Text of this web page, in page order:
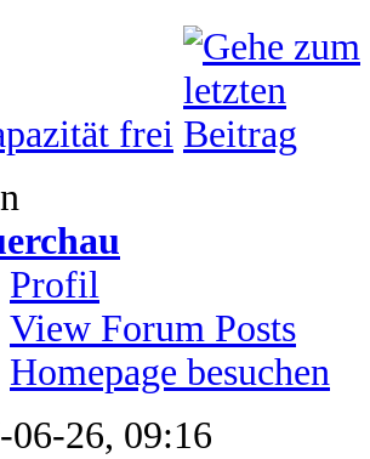
frei
Profil
View Forum Posts
Homepage besuchen
06-26, 09:16